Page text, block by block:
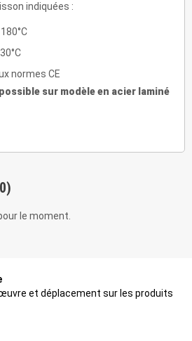
indiquées :
normes CE
sur modèle en acier laminé
le moment.
et déplacement sur les produits